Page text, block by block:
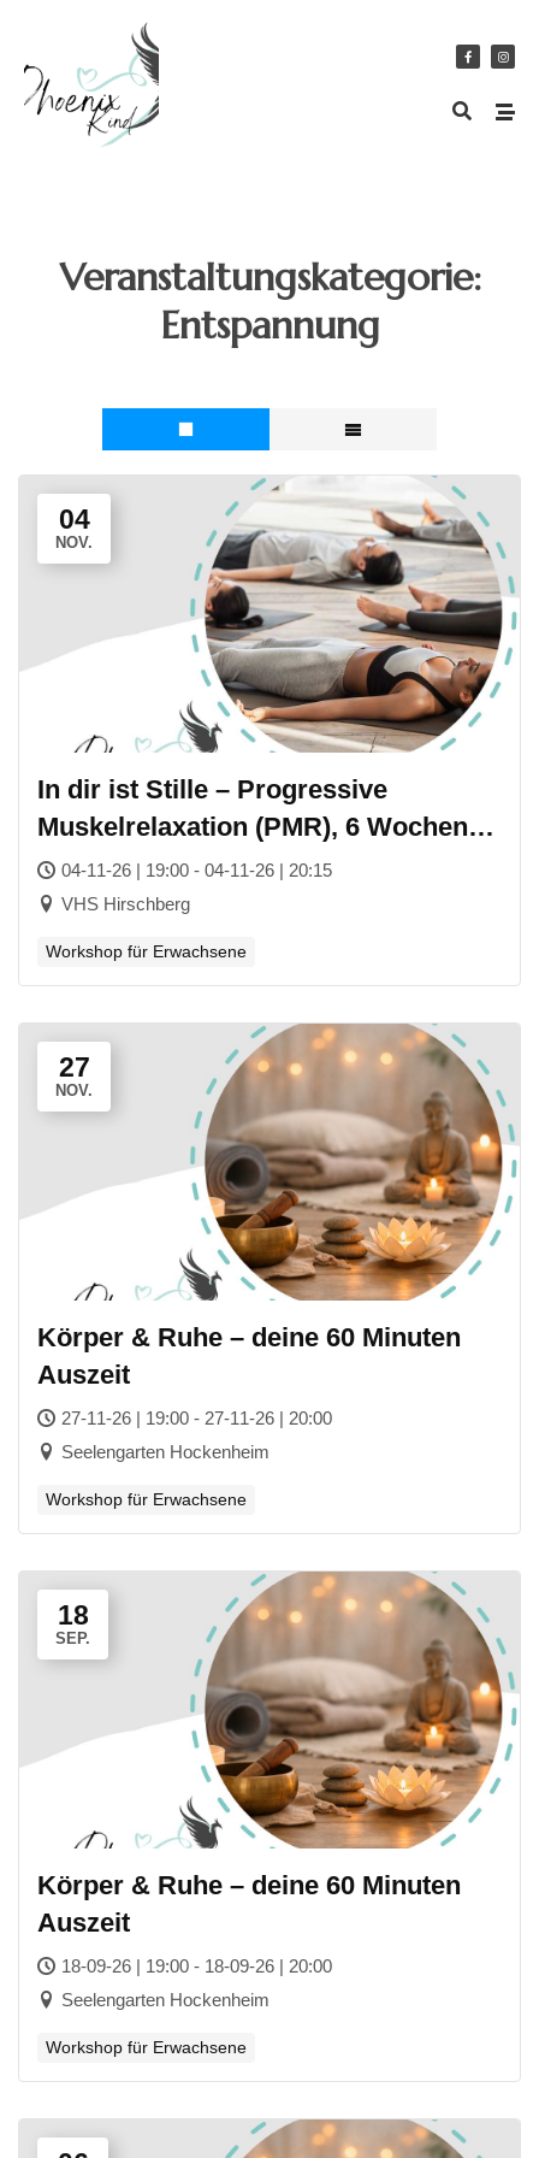
Veranstaltungskategorie:
Entspannung
04
NOV.
In dir ist Stille – Progressive
Muskelrelaxation (PMR), 6 Wochen
Kurs
04-11-26 | 19:00 - 04-11-26 | 20:15
VHS Hirschberg
Workshop für Erwachsene
27
NOV.
Körper & Ruhe – deine 60 Minuten
Auszeit
27-11-26 | 19:00 - 27-11-26 | 20:00
Seelengarten Hockenheim
Workshop für Erwachsene
18
SEP.
Körper & Ruhe – deine 60 Minuten
Auszeit
18-09-26 | 19:00 - 18-09-26 | 20:00
Seelengarten Hockenheim
Workshop für Erwachsene